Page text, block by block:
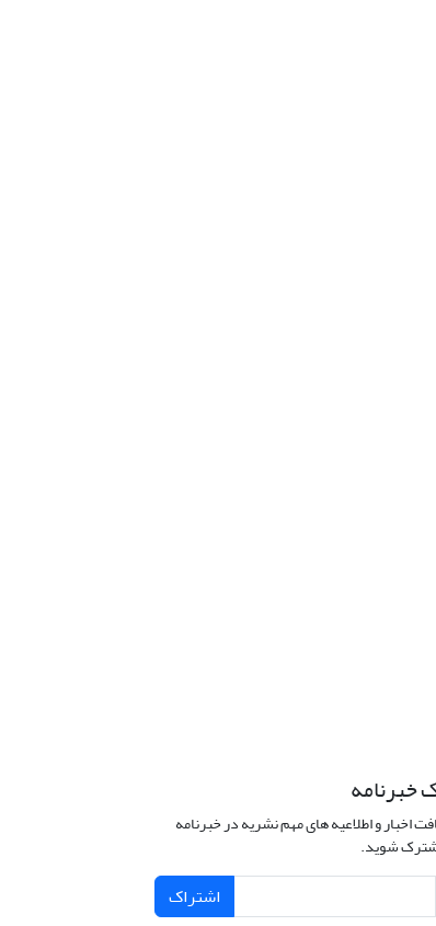
خبرنامه
اخبار و اطلاعیه های مهم نشریه در خبرنامه
شوید.
اشتراک